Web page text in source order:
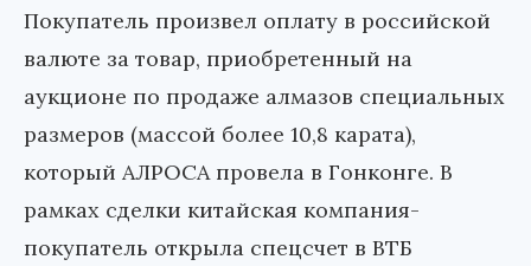
Покупатель произвел оплату в российской
валюте за товар, приобретенный на
аукционе по продаже алмазов специальных
размеров (массой более 10,8 карата),
который АЛРОСА провела в Гонконге. В
рамках сделки китайская компания-
покупатель открыла спецсчет в ВТБ